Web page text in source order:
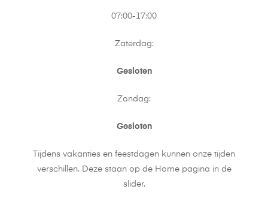
07:00-17:00
Zaterdag:
Gesloten
Zondag:
Gesloten
Tijdens vakanties en feestdagen kunnen onze tijden
verschillen. Deze staan op de Home pagina in de
slider.